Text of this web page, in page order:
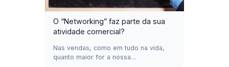
O “Networking” faz parte da sua
atividade comercial?
Nas vendas, como em tudo na vida,
quanto maior for a nossa…